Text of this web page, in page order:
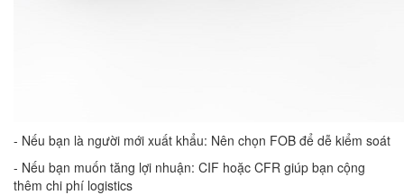
- Nếu bạn là người mới xuất khẩu: Nên chọn FOB để dễ kiểm soát
- Nếu bạn muốn tăng lợi nhuận: CIF hoặc CFR giúp bạn cộng
thêm chi phí logistics